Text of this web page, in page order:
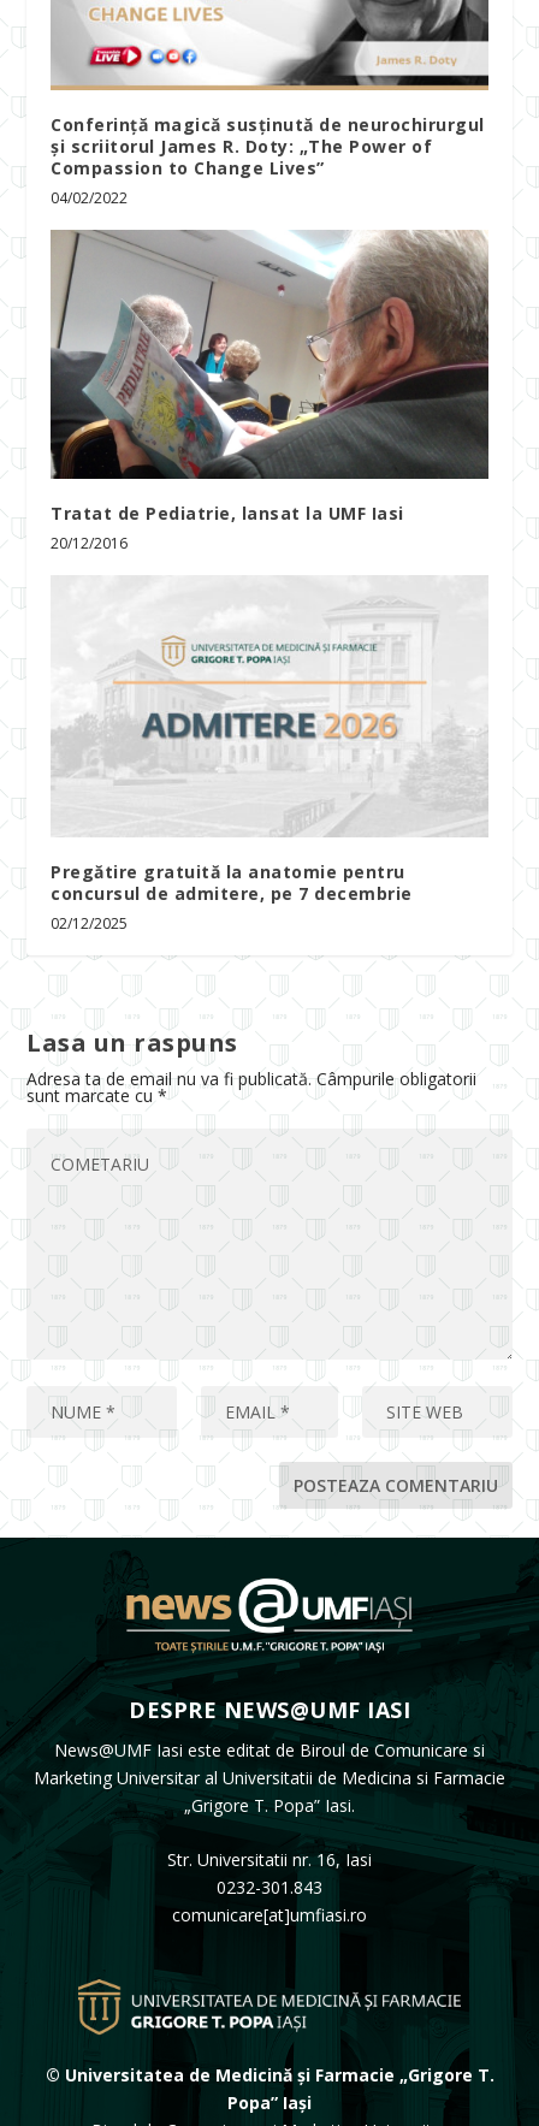
Conferință magică susținută de neurochirurgul
și scriitorul James R. Doty: „The Power of
Compassion to Change Lives”
04/02/2022
Tratat de Pediatrie, lansat la UMF Iasi
20/12/2016
Pregătire gratuită la anatomie pentru
concursul de admitere, pe 7 decembrie
02/12/2025
Lasa un raspuns
Adresa ta de email nu va fi publicată. Câmpurile obligatorii
sunt marcate cu*
DESPRE NEWS@UMF IASI
News@UMF Iasi este editat de Biroul de Comunicare si
Marketing Universitar al Universitatii de Medicina si Farmacie
„Grigore T. Popa” Iasi.
Str. Universitatii nr. 16, Iasi
0232-301.843
comunicare[at]umfiasi.ro
© Universitatea de Medicină și Farmacie „Grigore T.
Popa” Iași